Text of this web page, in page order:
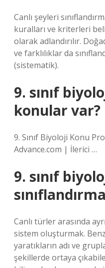
Canlı şeyleri
kuralları ve kriterleri
olarak adlandırılır.
ve farklılıklar da
(sistematik).
9. sınıf
konular var?
9. Sınıf Biyoloji Konu
Advance.com | İlerici …
9. sınıf
Canlı türler arasında
sistem oluşturmak.
yaratıkların adı ve
şekillerde ortaya